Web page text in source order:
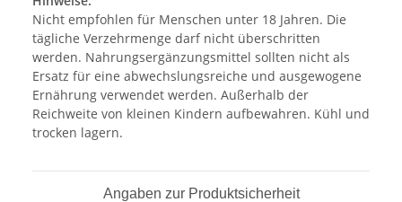
Nicht empfohlen für Menschen unter 18 Jahren. Die
tägliche Verzehrmenge darf nicht überschritten
werden. Nahrungsergänzungsmittel sollten nicht als
Ersatz für eine abwechslungsreiche und ausgewogene
Ernährung verwendet werden. Außerhalb der
Reichweite von kleinen Kindern aufbewahren. Kühl und
trocken lagern.
Angaben zur Produktsicherheit